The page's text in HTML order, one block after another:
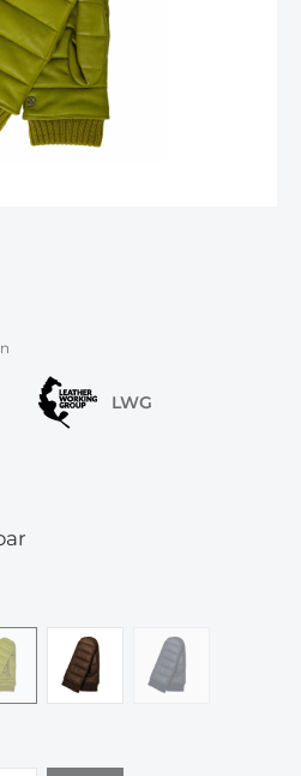
LWG
von 0 von 5 Sternen
ist zurzeit nicht verfügbar.)
(Diese Option ist zurzeit nicht verfügbar.)
manchu mysterioso
(Diese Option ist